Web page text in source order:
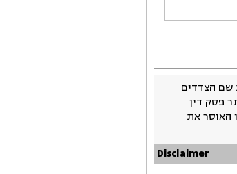
שם הצדדים
פסק דין
האוסר את
Disclaimer